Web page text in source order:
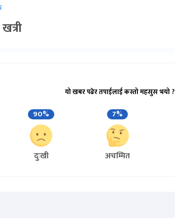
यो खबर पढेर तपाईलाई कस्तो महसुस भयो ?
90%
दुःखी
7%
अचम्मित